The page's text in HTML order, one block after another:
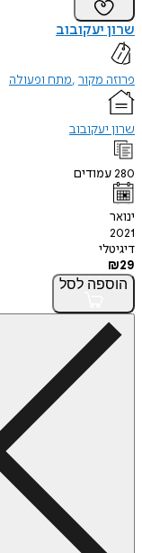
שרון יעקובוב
פרוזה מקור מתח ופעולה
שרון יעקובוב
280עמודים
ינואר
2021
דיגיטלי
₪29
הוספה לסל